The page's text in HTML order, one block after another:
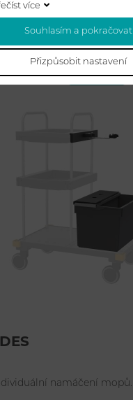
ždímání MOP-PRESS.
bez DPH Detail
namáčení mopů.
více
Souhlasím a pokračovat
Přizpůsobit nastavení